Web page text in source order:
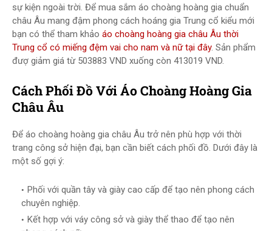
sự kiện ngoài trời. Để mua sắm áo choàng hoàng gia chuẩn
châu Âu mang đậm phong cách hoáng gia Trung cổ kiểu mới
bạn có thể tham khảo áo choàng hoàng gia châu Âu thời
Trung cổ có miếng đệm vai cho nam và nữ tại đây. Sản phẩm
đượ giảm giá từ 503883 VND xuống còn 413019 VND.
Cách Phối Đồ Với Áo Choàng Hoàng Gia
Châu Âu
Để áo choàng hoàng gia châu Âu trở nên phù hợp với thời
trang công sở hiện đại, bạn cần biết cách phối đồ. Dưới đây là
một số gợi ý:
Phối với quần tây và giày cao cấp để tạo nên phong cách
chuyên nghiệp.
Kết hợp với váy công sở và giày thể thao để tạo nên